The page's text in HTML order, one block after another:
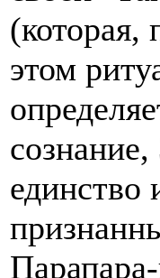
(которая,
этом
единство